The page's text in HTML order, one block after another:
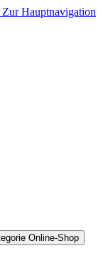
Zur Hauptnavigation
Online-Shop